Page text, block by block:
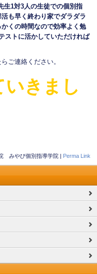
生1対3人の生徒での個別指
も早く終わり家でダラダラ
くの時間なので効率よく勉
ストに活かしていただければ
ご連絡ください。
きまし
みやび個別指導学院 | Perma Link